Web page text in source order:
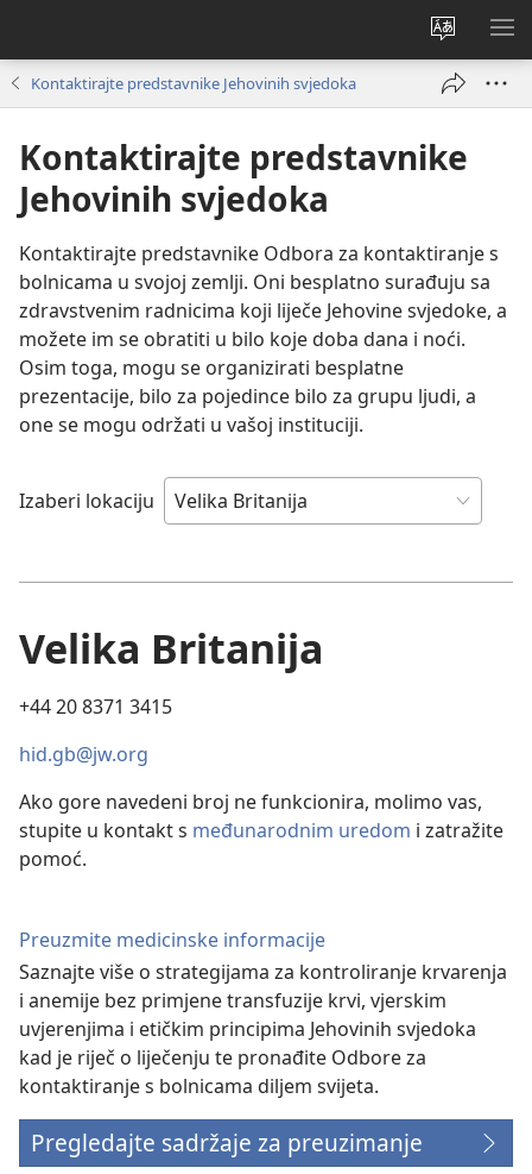
Promijeni
jezik
Kontaktirajte predstavnike Jehovinih svjedoka
Kontaktirajte predstavnike
Jehovinih svjedoka
Kontaktirajte predstavnike Odbora za kontaktiranje s
bolnicama u svojoj zemlji. Oni besplatno surađuju sa
zdravstvenim radnicima koji liječe Jehovine svjedoke, a
možete im se obratiti u bilo koje doba dana i noći.
Osim toga, mogu se organizirati besplatne
prezentacije, bilo za pojedince bilo za grupu ljudi, a
one se mogu održati u vašoj instituciji.
Izaberi lokaciju
Velika Britanija
+44 20 8371 3415
hid.gb@jw.org
Ako gore navedeni broj ne funkcionira, molimo vas,
stupite u kontakt s međunarodnim uredom i zatražite
pomoć.
Preuzmite medicinske informacije
Saznajte više o strategijama za kontroliranje krvarenja
i anemije bez primjene transfuzije krvi, vjerskim
uvjerenjima i etičkim principima Jehovinih svjedoka
kad je riječ o liječenju te pronađite Odbore za
kontaktiranje s bolnicama diljem svijeta.
Pregledajte sadržaje za preuzimanje